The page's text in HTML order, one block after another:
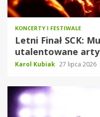
KONCERTY I FESTIWALE
Letni Finał SCK:
utalentowane
Karol Kubiak 27 lipca 2026